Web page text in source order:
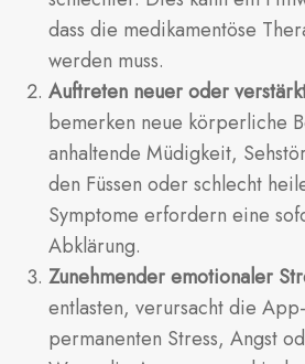
dass die medikamentöse
werden muss.
Auftreten neuer oder
bemerken neue körperliche
anhaltende Müdigkeit,
den Füssen oder schlecht
Symptome erfordern eine
Abklärung.
Zunehmender emotionaler
entlasten, verursacht die
permanenten Stress, Angst